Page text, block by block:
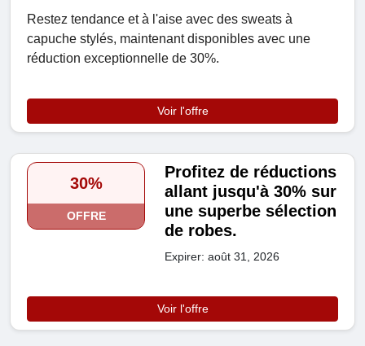
Restez tendance et à l'aise avec des sweats à
capuche stylés, maintenant disponibles avec une
réduction exceptionnelle de 30%.
Voir l'offre
30%
OFFRE
Profitez de réductions
allant jusqu'à 30% sur
une superbe sélection
de robes.
Expirer: août 31, 2026
Voir l'offre